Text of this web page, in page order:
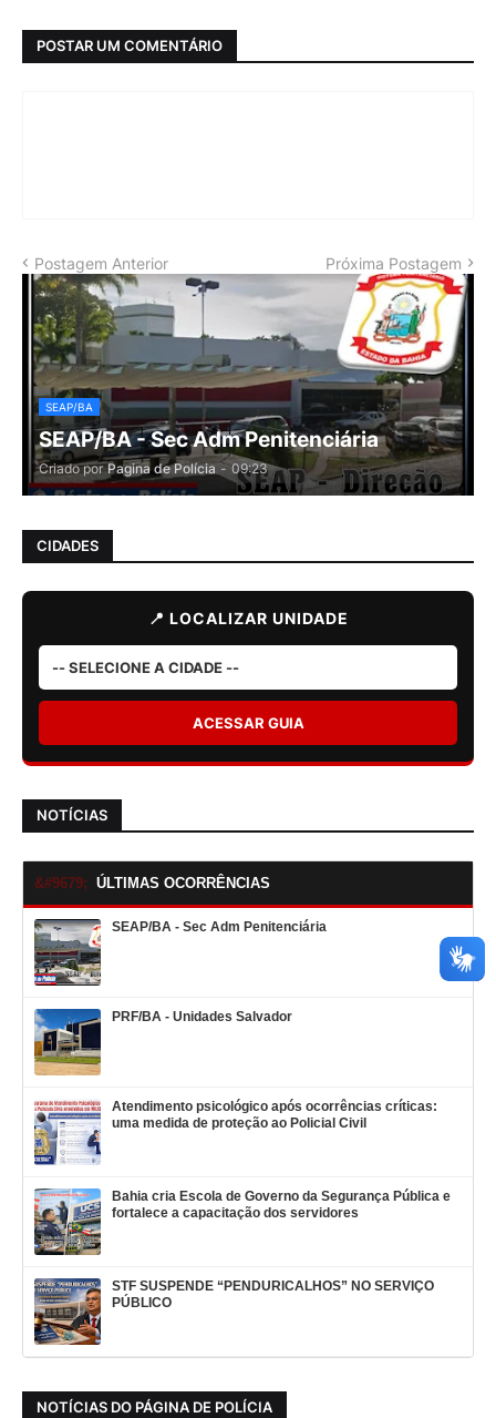
POSTAR UM COMENTÁRIO
Postagem Anterior Próxima Postagem
SEAP/BA
SEAP/BA - Sec Adm Penitenciária
Criado por Pagina de Polícia - 09:23
CIDADES
📍 LOCALIZAR UNIDADE
ACESSAR GUIA
NOTÍCIAS
ÚLTIMAS OCORRÊNCIAS
SEAP/BA - Sec Adm Penitenciária
PRF/BA - Unidades Salvador
Atendimento psicológico após ocorrências críticas:
uma medida de proteção ao Policial Civil
Bahia cria Escola de Governo da Segurança Pública e
fortalece a capacitação dos servidores
STF SUSPENDE “PENDURICALHOS” NO SERVIÇO
PÚBLICO
NOTÍCIAS DO PÁGINA DE POLÍCIA